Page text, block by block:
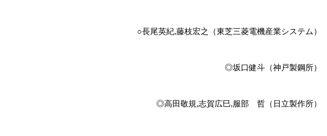
○長尾英紀,藤枝宏之（東芝三菱電機産業システム）
◎坂口健斗（神戸製鋼所）
◎高田敬規,志賀広巳,服部 哲（日立製作所）